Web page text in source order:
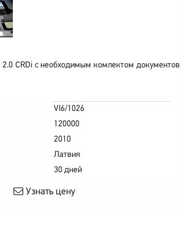
2.0 CRDi с необходимым комлектом документов
VI6/1026
120000
2010
Латвия
30 дней
Узнать цену